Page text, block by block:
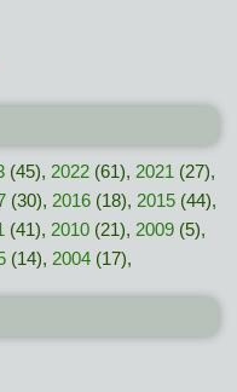
(45), 2022 (61), 2021 (27),
(30), 2016 (18), 2015 (44),
(41), 2010 (21), 2009 (5),
(14), 2004 (17),